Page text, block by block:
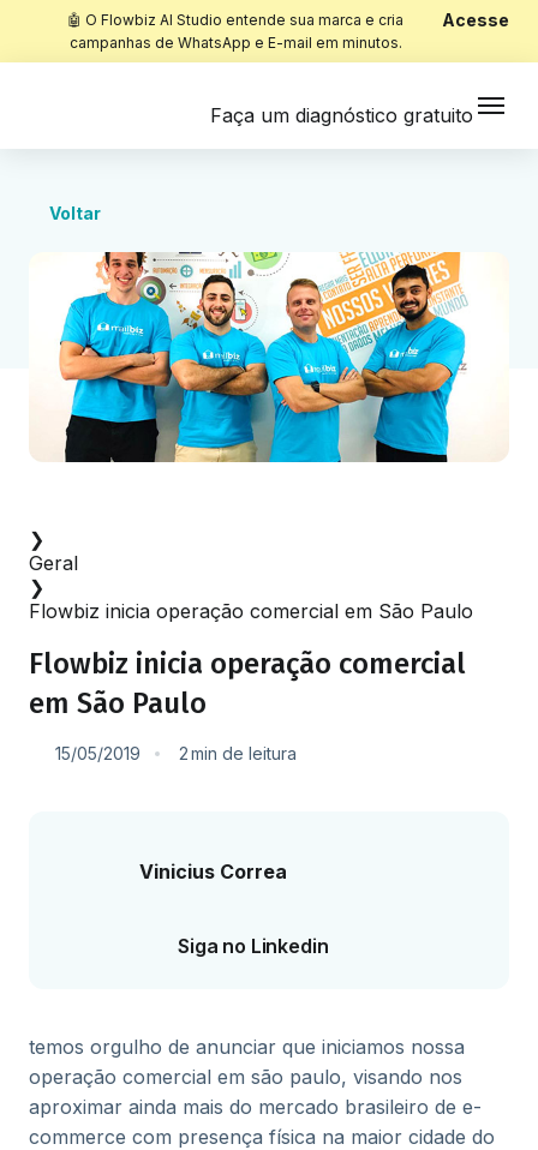
🤖 O Flowbiz AI Studio entende sua marca e cria
campanhas de WhatsApp e E-mail em minutos.
Acesse
Faça um diagnóstico gratuito
Voltar
❯
Geral
❯
Flowbiz inicia operação comercial em São Paulo
Flowbiz inicia operação comercial
em São Paulo
15/05/2019 2min de leitura
Vinicius Correa
Siga no Linkedin
temos orgulho de anunciar que iniciamos nossa
operação comercial em são paulo, visando nos
aproximar ainda mais do mercado brasileiro de e-
commerce com presença física na maior cidade do